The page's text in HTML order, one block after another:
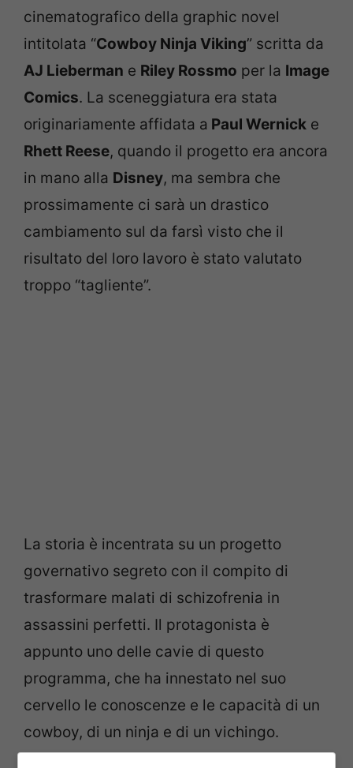
cinematografico della graphic novel
intitolata “Cowboy Ninja Viking” scritta da
AJ Lieberman e Riley Rossmo per la Image
Comics. La sceneggiatura era stata
originariamente affidata a Paul Wernick e
Rhett Reese, quando il progetto era ancora
in mano alla Disney, ma sembra che
prossimamente ci sarà un drastico
cambiamento sul da farsì visto che il
risultato del loro lavoro è stato valutato
troppo “tagliente”.
La storia è incentrata su un progetto
governativo segreto con il compito di
trasformare malati di schizofrenia in
assassini perfetti. Il protagonista è
appunto uno delle cavie di questo
programma, che ha innestato nel suo
cervello le conoscenze e le capacità di un
cowboy, di un ninja e di un vichingo.
Mentre molti dei pazienti coinvolti